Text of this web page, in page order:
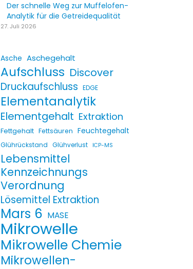
Der schnelle Weg zur Muffelofen-
Analytik für die Getreidequalität
27. Juli 2026
Asche Aschegehalt
Aufschluss Discover
Druckaufschluss EDGE
Elementanalytik
Elementgehalt Extraktion
Fettgehalt Fettsäuren Feuchtegehalt
Glührückstand Glühverlust ICP-MS
Lebensmittel
Kennzeichnungs
Verordnung
Lösemittel Extraktion
Mars 6 MASE
Mikrowelle
Mikrowelle Chemie
Mikrowellen-